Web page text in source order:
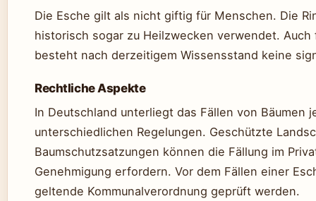
Die Esche gilt als nicht giftig für Menschen. Die
historisch sogar zu Heilzwecken verwendet. Auch
besteht nach derzeitigem Wissensstand keine
Rechtliche Aspekte
In Deutschland unterliegt das Fällen von Bäumen
unterschiedlichen Regelungen. Geschützte
Baumschutzsatzungen können die Fällung im
Genehmigung erfordern. Vor dem Fällen einer
geltende Kommunalverordnung geprüft werden.